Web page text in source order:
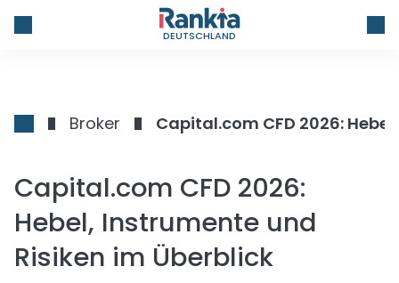
DEUTSCHLAND
Broker Capital.com CFD 2026:
Capital.com CFD 2026:
Hebel, Instrumente und
Risiken im Überblick